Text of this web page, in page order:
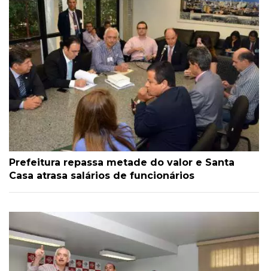
Prefeitura repassa metade do valor e Santa
Casa atrasa salários de funcionários